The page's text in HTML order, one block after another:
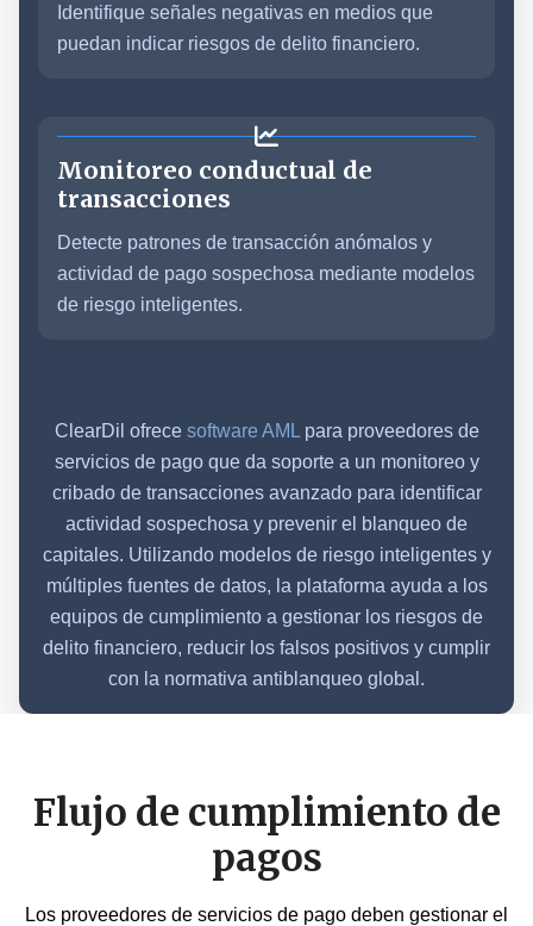
Identifique señales negativas en medios que
puedan indicar riesgos de delito financiero.
Monitoreo conductual de
transacciones
Detecte patrones de transacción anómalos y
actividad de pago sospechosa mediante modelos
de riesgo inteligentes.
ClearDil ofrece software AMLpara proveedores de
servicios de pago que da soporte a un monitoreo y
cribado de transacciones avanzado para identificar
actividad sospechosa y prevenir el blanqueo de
capitales. Utilizando modelos de riesgo inteligentes y
múltiples fuentes de datos, la plataforma ayuda a los
equipos de cumplimiento a gestionar los riesgos de
delito financiero, reducir los falsos positivos y cumplir
con la normativa antiblanqueo global.
Flujo de cumplimiento de
pagos
Los proveedores de servicios de pago deben gestionar el